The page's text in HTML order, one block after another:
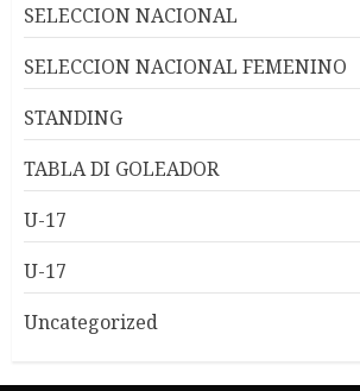
SELECCION NACIONAL
SELECCION NACIONAL FEMENINO
STANDING
TABLA DI GOLEADOR
U-17
U-17
Uncategorized